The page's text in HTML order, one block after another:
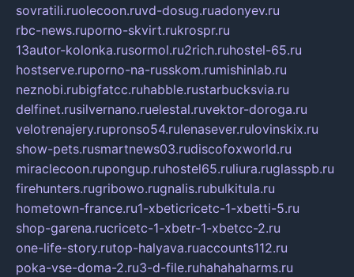
sovratili.ruolecoon.ruvd-dosug.ruadonyev.ru
rbc-news.ruporno-skvirt.rukrospr.ru
13autor-kolonka.rusormol.ru2rich.ruhostel-65.ru
hostserve.ruporno-na-russkom.rumishinlab.ru
neznobi.rubigfatcc.ruhabble.rustarbucksvia.ru
delfinet.rusilvernano.ruelestal.ruvektor-doroga.ru
velotrenajery.rupronso54.rulenasever.rulovinskix.ru
show-pets.rusmartnews03.rudiscofoxworld.ru
miraclecoon.rupongup.ruhostel65.ruliura.ruglasspb.ru
firehunters.rugribowo.rugnalis.rubulkitula.ru
hometown-france.ru1-xbeticricetc-1-xbetti-5.ru
shop-garena.rucricetc-1-xbetr-1-xbetcc-2.ru
one-life-story.rutop-halyava.ruaccounts112.ru
poka-vse-doma-2.ru3-d-file.ruhahahaharms.ru